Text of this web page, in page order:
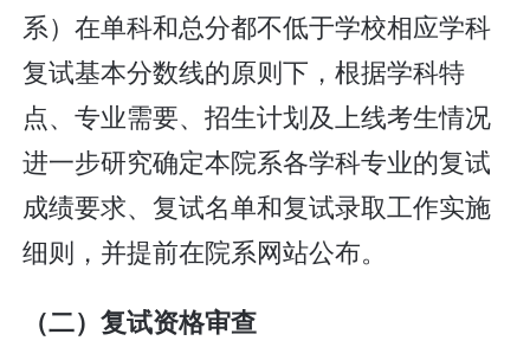
系）在单科和总分都不低于学校相应学科
复试基本分数线的原则下，根据学科特
点、专业需要、招生计划及上线考生情况
进一步研究确定本院系各学科专业的复试
成绩要求、复试名单和复试录取工作实施
细则，并提前在院系网站公布。
（二）复试资格审查